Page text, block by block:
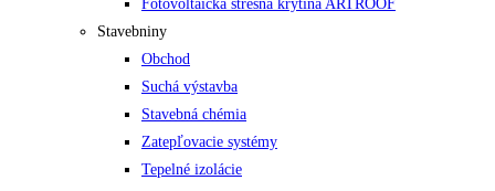
Fotovoltaická strešná krytina ARTROOF
Stavebniny
Obchod
Suchá výstavba
Stavebná chémia
Zatepľovacie systémy
Tepelné izolácie